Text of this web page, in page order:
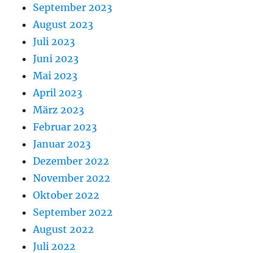
September 2023
August 2023
Juli 2023
Juni 2023
Mai 2023
April 2023
März 2023
Februar 2023
Januar 2023
Dezember 2022
November 2022
Oktober 2022
September 2022
August 2022
Juli 2022